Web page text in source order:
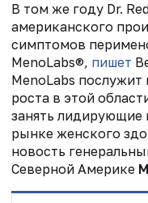
В том же году Dr.
американского
симптомов
MenoLabs®, пишет
MenoLabs послужит
роста в этой
занять
рынке женского
новость
Северной Америке